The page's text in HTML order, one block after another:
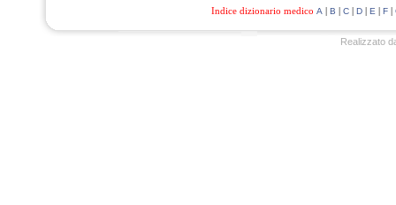
Indice dizionario medico A | B | C| D| E | F|
Realizzato